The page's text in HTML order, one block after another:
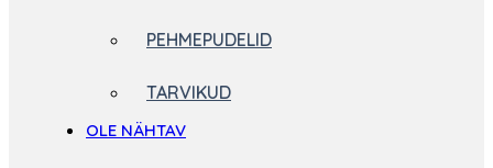
PEHMEPUDELID
TARVIKUD
OLE NÄHTAV